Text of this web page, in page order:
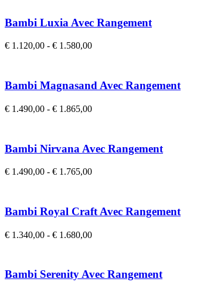
Bambi Luxia Avec Rangement
€ 1.120,00 - € 1.580,00
Bambi Magnasand Avec Rangement
€ 1.490,00 - € 1.865,00
Bambi Nirvana Avec Rangement
€ 1.490,00 - € 1.765,00
Bambi Royal Craft Avec Rangement
€ 1.340,00 - € 1.680,00
Bambi Serenity Avec Rangement